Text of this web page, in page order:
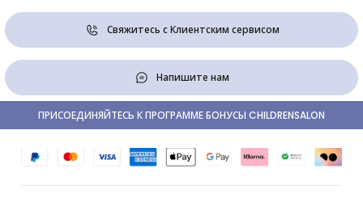
Свяжитесь с Клиентским сервисом
Напишите нам
ПРИСОЕДИНЯЙТЕСЬ К ПРОГРАММЕ БОНУСЫ CHILDRENSALON